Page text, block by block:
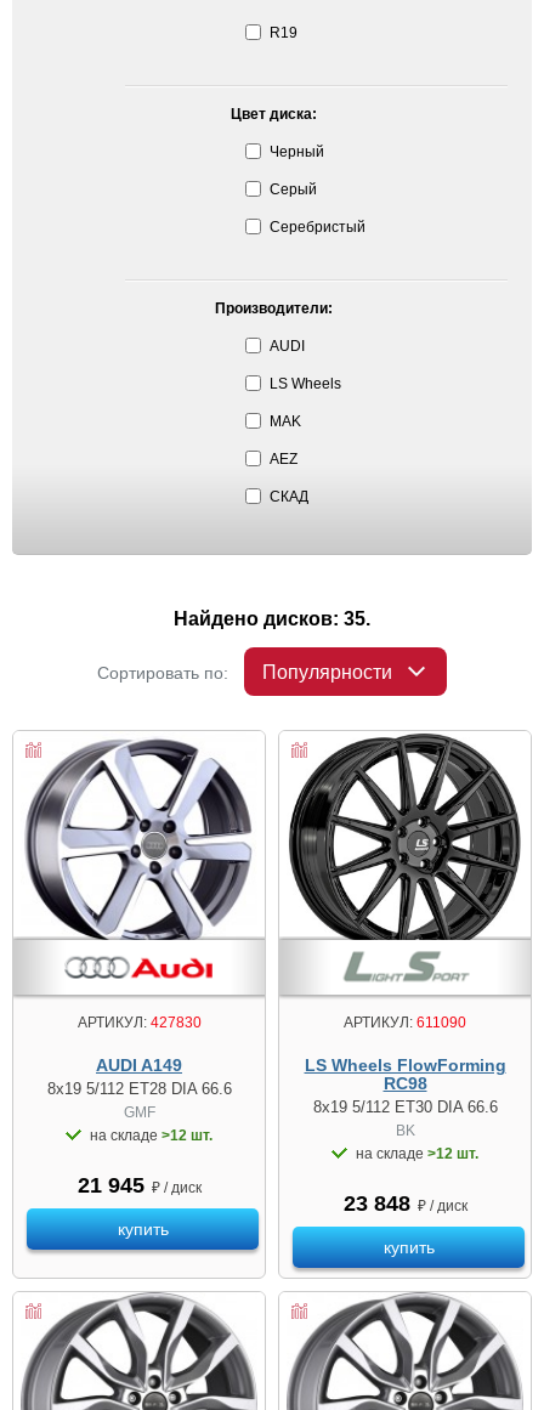
R19
Цвет диска:
Черный
Серый
Серебристый
Производители:
AUDI
LS Wheels
MAK
AEZ
СКАД
Найдено дисков: 35.
Сортировать по: Популярности
АРТИКУЛ:427830
AUDI A149
8x19 5/112 ET28 DIA 66.6
GMF
на складе >12 шт.
21 945 ₽ / диск
купить
АРТИКУЛ: 611090
LS Wheels FlowForming
RC98
8x19 5/112 ET30 DIA 66.6
BK
на складе >12 шт.
23 848 ₽ / диск
купить